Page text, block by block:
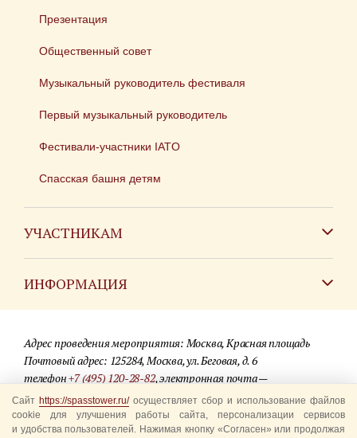
Презентация
Общественный совет
Музыкальный руководитель фестиваля
Первый музыкальный руководитель
Фестивали-участники IATO
Спасская башня детям
УЧАСТНИКАМ
ИНФОРМАЦИЯ
Для СМИ
Где купить билеты
Акции
Адрес проведения мероприятия: Москва, Красная площадь
Почтовый адрес: 125284, Москва, ул. Беговая, д. 6
телефон+7 (495) 120-28-82, электронная почта —
info@spasstower.ru
© 2009-2025 Официальный сайт фестиваля «Спасская башня»
Сайт https://spasstower.ru/осуществляет сбор и использование файлов
cookie для улучшения работы сайта, персонализации сервисов
и удобства пользователей. Нажимая кнопку «Согласен» или продолжая